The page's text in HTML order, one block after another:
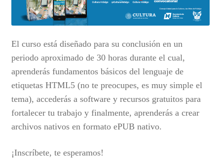
El curso está diseñado para su conclusión en un
periodo aproximado de 30 horas durante el cual,
aprenderás fundamentos básicos del lenguaje de
etiquetas HTML5 (no te preocupes, es muy simple el
tema), accederás a software y recursos gratuitos para
fortalecer tu trabajo y finalmente, aprenderás a crear
archivos nativos en formato ePUB nativo.
¡Inscríbete, te esperamos!